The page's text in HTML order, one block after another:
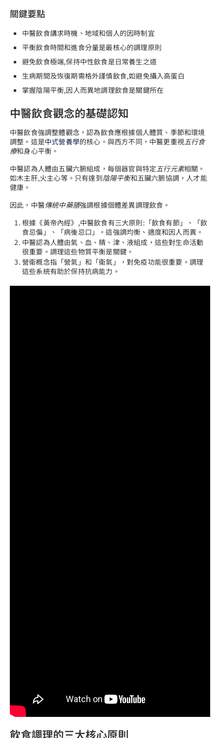
關鍵要點
中醫飲食講求時機、地域和個人的因時制宜
平衡飲食時間和進食分量是最核心的調理原則
避免飲食極端,保持中性飲食是日常養生之道
生病期間及恢復期需格外謹慎飲食,如避免攝入高蛋白
掌握陰陽平衡,因人而異地調理飲食是關鍵所在
中醫飲食觀念的基礎認知
中醫飲食強調整體觀念，認為飲食應根據個人體質、季節和環境
調整。這是中式營養學的核心。與西方不同，中醫更重視 五行食
療和身心平衡。
中醫認為人體由五臟六腑組成，每個器官與特定 五行元素相關。
如木主肝,火主心等。只有達到陰陽平衡和五臟六腑協調，人才能
健康。
因此，中醫傳統中藥膳強調根據個體差異調理飲食。
根據《黃帝內經》,中醫飲食有三大原則:「飲食有節」、「飲
食忌偏」、「病後忌口」。這強調均衡、適度和因人而異。
中醫認為人體由氣、血、精、津、液組成，這些對生命活動
很重要。調理這些物質平衡是關鍵。
營衛概念指「營氣」和「衛氣」，對免疫功能很重要。調理
這些系統有助於保持抗病能力。
飲食調理的三大核心原則